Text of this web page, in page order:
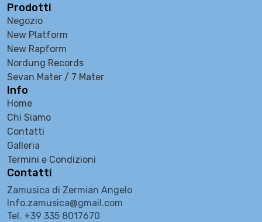
Prodotti
Negozio
New Platform
New Rapform
Nordung Records
Sevan Mater / 7 Mater
Info
Home
Chi Siamo
Contatti
Galleria
Termini e Condizioni
Contatti
Zamusica di Zermian Angelo
Info.zamusica@gmail.com
Tel. +39 335 8017670